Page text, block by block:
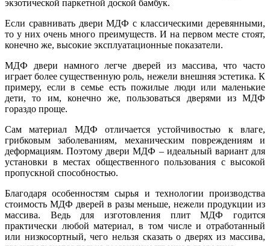
экзотической паркетной доской бамбук.
Если сравнивать двери МДФ с классическими деревянными,
то у них очень много преимуществ. И на первом месте стоят,
конечно же, высокие эксплуатационные показатели.
МДФ двери намного легче дверей из массива, что часто
играет более существенную роль, нежели внешняя эстетика. К
примеру, если в семье есть пожилые люди или маленькие
дети, то им, конечно же, пользоваться дверями из МДФ
гораздо проще.
Сам материал МДФ отличается устойчивостью к влаге,
грибковым заболеваниям, механическим повреждениям и
деформациям. Поэтому двери МДФ – идеальный вариант для
установки в местах общественного пользования с высокой
пропускной способностью.
Благодаря особенностям сырья и технологии производства
стоимость МДФ дверей в разы меньше, нежели продукции из
массива. Ведь для изготовления плит МДФ годится
практически любой материал, в том числе и отработанный
или низкосортный, чего нельзя сказать о дверях из массива,